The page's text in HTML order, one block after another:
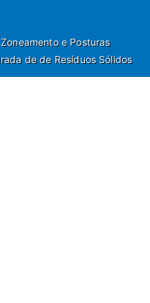
e Posturas
de de Resíduos Sólidos